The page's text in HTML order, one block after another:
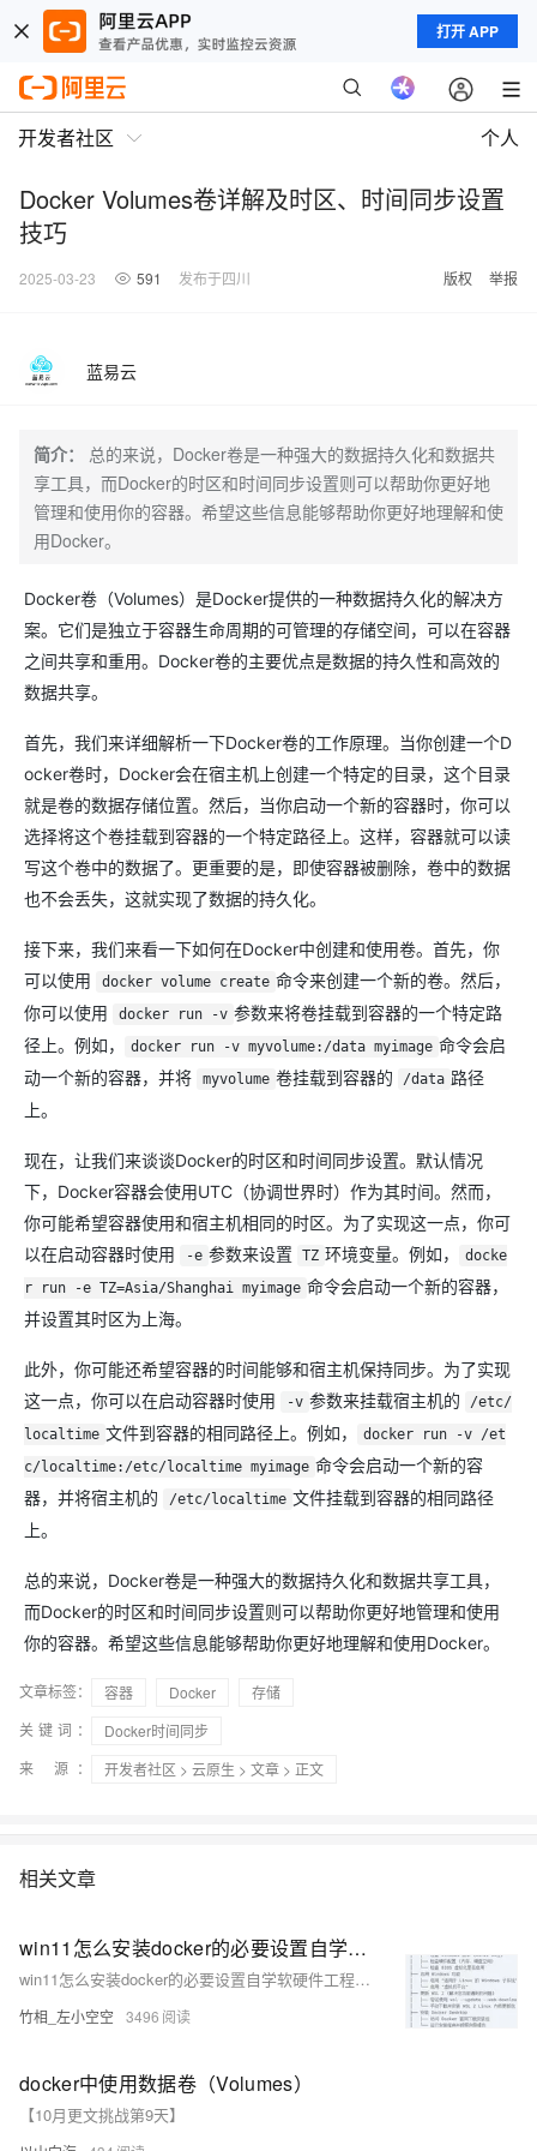
打开 APP
开发者社区 个人
Docker Volumes卷详解及时区、时间同步设置
技巧
2025-03-23 591 发布于四川 版权 举报
蓝易云
简介：
总的来说，Docker卷是一种强大的数据持久化和数据共
享工具，而Docker的时区和时间同步设置则可以帮助你更好地
管理和使用你的容器。希望这些信息能够帮助你更好地理解和使
用Docker。
Docker卷（Volumes）是Docker提供的一种数据持久化的解决方
案。它们是独立于容器生命周期的可管理的存储空间，可以在容器
之间共享和重用。Docker卷的主要优点是数据的持久性和高效的
数据共享。
首先，我们来详细解析一下Docker卷的工作原理。当你创建一个D
ocker卷时，Docker会在宿主机上创建一个特定的目录，这个目录
就是卷的数据存储位置。然后，当你启动一个新的容器时，你可以
选择将这个卷挂载到容器的一个特定路径上。这样，容器就可以读
写这个卷中的数据了。更重要的是，即使容器被删除，卷中的数据
也不会丢失，这就实现了数据的持久化。
接下来，我们来看一下如何在Docker中创建和使用卷。首先，你
可以使用
docker volume create 命令来创建一个新的卷。然后，
你可以使用
docker run -v 参数来将卷挂载到容器的一个特定路
径上。例如，
docker run -v myvolume:/data myimage 命令会启
动一个新的容器，并将
myvolume 卷挂载到容器的 /data 路径
上。
现在，让我们来谈谈Docker的时区和时间同步设置。默认情况
下，Docker容器会使用UTC（协调世界时）作为其时间。然而，
你可能希望容器使用和宿主机相同的时区。为了实现这一点，你可
以在启动容器时使用
-e 参数来设置 TZ 环境变量。例如，
docke
r run -e TZ=Asia/Shanghai myimage 命令会启动一个新的容器，
并设置其时区为上海。
此外，你可能还希望容器的时间能够和宿主机保持同步。为了实现
这一点，你可以在启动容器时使用
-v 参数来挂载宿主机的
/etc/
localtime 文件到容器的相同路径上。例如，
docker run -v /et
c/localtime:/etc/localtime myimage 命令会启动一个新的容
器，并将宿主机的
/etc/localtime 文件挂载到容器的相同路径
上。
总的来说，Docker卷是一种强大的数据持久化和数据共享工具，
而Docker的时区和时间同步设置则可以帮助你更好地管理和使用
你的容器。希望这些信息能够帮助你更好地理解和使用Docker。
文章标签： 容器 Docker
存储
关键词：
Docker时间同步
来 源：
开发者社区 > 云原生 > 文章 > 正文
相关文章
win11怎么安装docker的必要设置自学软硬件工程师778天
win11怎么安装docker的必要设置自学软硬件工程师778天
竹相_左小空空 3496
docker中使用数据卷（Volumes）
【10月更文挑战第9天】